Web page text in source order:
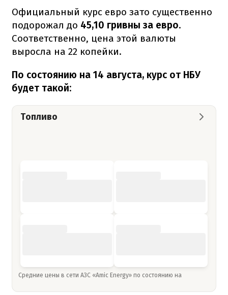
Официальный курс евро зато существенно
подорожал до 45,10 гривны за евро.
Соответственно, цена этой валюты
выросла на 22 копейки.
По состоянию на 14 августа, курс от НБУ
будет такой:
Топливо
Средние цены в сети АЗС «Amic Energy» по состоянию на